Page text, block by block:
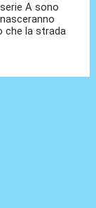
A sono
che la strada